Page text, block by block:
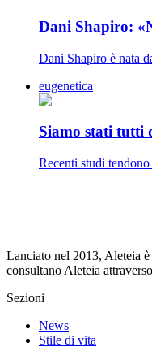
Dani Shapiro:
Dani Shapiro è nata
eugenetica
Siamo stati tutti
Recenti studi
Lanciato nel 2013, Aleteia
consultano Aleteia
Sezioni
News
Stile di vita